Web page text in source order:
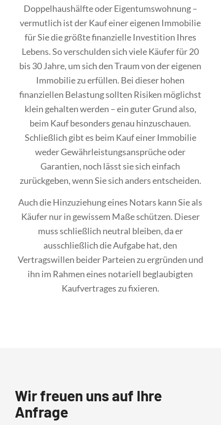
Doppelhaushälfte oder Eigentumswohnung –
vermutlich ist der Kauf einer eigenen Immobilie
für Sie die größte finanzielle Investition Ihres
Lebens. So verschulden sich viele Käufer für 20
bis 30 Jahre, um sich den Traum von der eigenen
Immobilie zu erfüllen. Bei dieser hohen
finanziellen Belastung sollten Risiken möglichst
klein gehalten werden – ein guter Grund also,
beim Kauf besonders genau hinzuschauen.
Schließlich gibt es beim Kauf einer Immobilie
weder Gewährleistungsansprüche oder
Garantien, noch lässt sie sich einfach
zurückgeben, wenn Sie sich anders entscheiden.
Auch die Hinzuziehung eines Notars kann Sie als
Käufer nur in gewissem Maße schützen. Dieser
muss schließlich neutral bleiben, da er
ausschließlich die Aufgabe hat, den
Vertragswillen beider Parteien zu ergründen und
ihn im Rahmen eines notariell beglaubigten
Kaufvertrages zu fixieren.
Wir freuen uns auf Ihre
Anfrage